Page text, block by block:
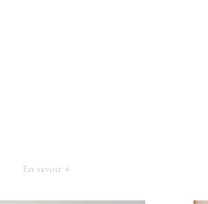
En savoir +